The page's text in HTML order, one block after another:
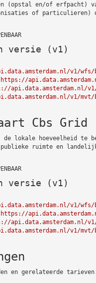
(opstal en/of erfpacht)
of particulieren)
versie (v1)
v1/wfs/
https://
api.data.amsterdam.nl/
v1/mvt/
Cbs Grid
de lokale hoeveelheid te
ruimte en landelijk
versie (v1)
v1/wfs/
https://
api.data.amsterdam.nl/
v1/mvt/
en gerelateerde